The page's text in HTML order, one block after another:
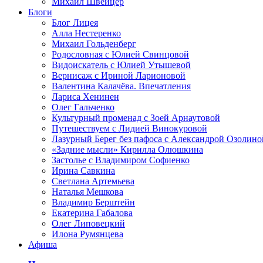
Блоги
Блог Лицея
Алла Нестеренко
Михаил Гольденберг
Родословная с Юлией Свинцовой
Видоискатель с Юлией Утышевой
Вернисаж с Ириной Ларионовой
Валентина Калачёва. Впечатления
Лариса Хенинен
Олег Гальченко
Культурный променад с Зоей Арнаутовой
Путешествуем с Лидией Винокуровой
Лазурный Берег без пафоса с Александрой
«Задние мысли» Кирилла Олюшкина
Застолье с Владимиром Софиенко
Ирина Савкина
Светлана Артемьева
Наталья Мешкова
Владимир Берштейн
Екатерина Габалова
Олег Липовецкий
Илона Румянцева
Афиша